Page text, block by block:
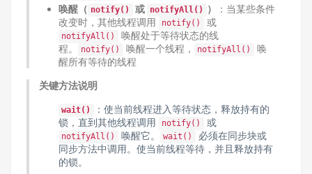
唤醒（ notify() 或 notifyAll() ）
：当某些条件
改变时，其他线程调用
notify() 或
notifyAll()
唤醒处于等待状态的线
程。
notify() 唤醒一个线程， notifyAll()
唤
醒所有等待的线程
关键方法说明
wait()
：使当前线程进入等待状态，释放持有的
锁，直到其他线程调用
notify() 或
notifyAll() 唤醒它。 wait()
必须在同步块或
同步方法中调用。使当前线程等待，并且释放持有
的锁。